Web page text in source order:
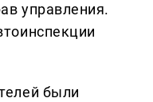
управления.
были